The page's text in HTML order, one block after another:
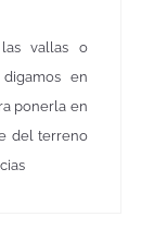
vallas o
en
ponerla en
del terreno